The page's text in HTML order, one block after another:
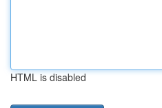
HTML is disabled